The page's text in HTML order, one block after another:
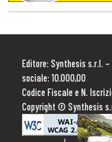
Editore: Synthesis s.r.l.
sociale: 10.000,00
Codice Fiscale e N.
Copyright © Synthesis